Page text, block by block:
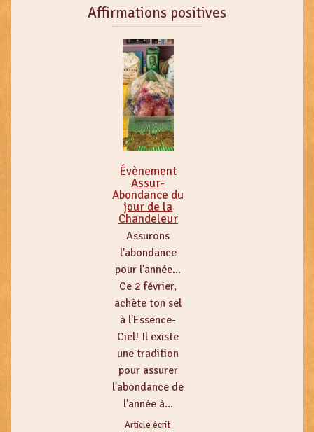
Affirmations positives
Évènement
Assur-
Abondance du
jour de la
Chandeleur
Assurons
l'abondance
pour l'année...
Ce 2 février,
achète ton sel
à l'Essence-
Ciel! Il existe
une tradition
pour assurer
l'abondance de
l'année à...
Article écrit